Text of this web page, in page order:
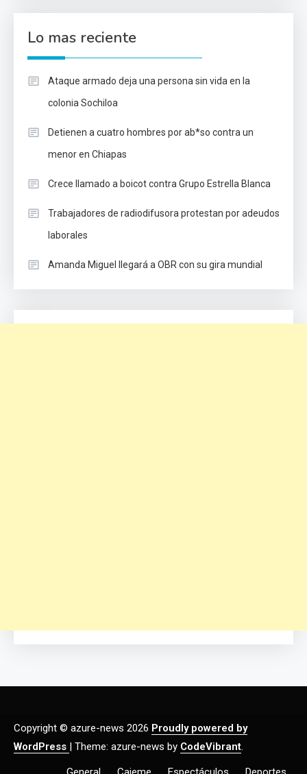
Lo mas reciente
Ataque armado deja una persona sin vida en la
colonia Sochiloa
Detienen a cuatro hombres por ab*so contra un
menor en Chiapas
Crece llamado a boicot contra Grupo Estrella Blanca
Trabajadores de radiodifusora protestan por adeudos
laborales
Amanda Miguel llegará a OBR con su gira mundial
Copyright © azure-news 2026 Proudly powered by
WordPress
Theme: azure-news by CodeVibrant.